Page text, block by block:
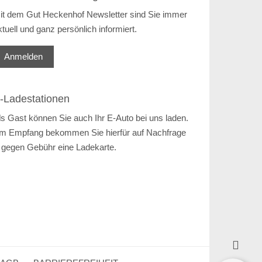
dem Gut Heckenhof Newsletter sind Sie immer
und ganz persönlich informiert.
Anmelden
Ladestationen
Gast können Sie auch Ihr E-Auto bei uns laden.
Empfang bekommen Sie hierfür auf Nachfrage
Gebühr eine Ladekarte.
